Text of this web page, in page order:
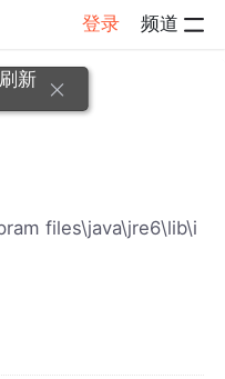
登录 频道
files\java\jre6\lib\i
新